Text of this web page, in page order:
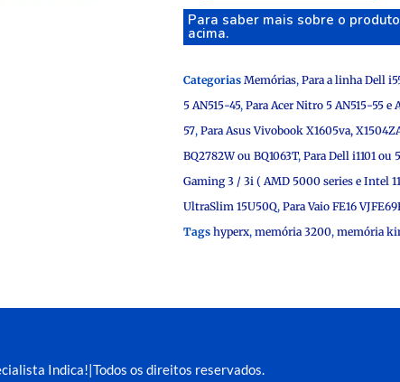
Para saber mais sobre o
acima.
Categorias Memórias, Para a linha Dell
5 AN515-45, Para Acer Nitro 5 AN515-55 e
57, Para Asus Vivobook X1605va,
BQ2782W ou BQ1063T, Para Dell i1101 ou
Gaming 3 / 3i ( AMD 5000 series e Intel
UltraSlim 15U50Q, Para Vaio FE16
Tags hyperx, memória 3200, memória
Indica!|Todos os direitos reservados.